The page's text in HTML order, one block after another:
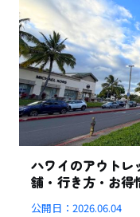
ハワイのアウトレ
舗・行き方・お得
公開日：2026.06.04